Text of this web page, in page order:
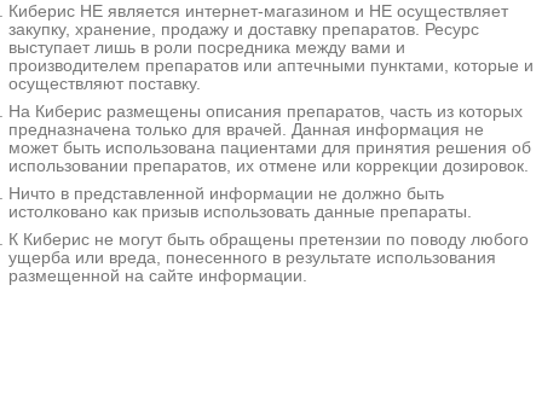
РАМИ на Кирочной
Санкт-Петербург; ул. Кирочная, д. 13; м. Чернышевская
+7(499..показать
Центр репродукции человека и ЭКО на Бодрой
Ростов-на-Дону; ул. Бодрая, д. 90А;
+7(863
..показать
29070₽ Запись
МЦ Глобус на Обсерваторной
Ростов-на-Дону; ул. Обсерваторная, д. 38;
+7(863..показать
Киберис НЕ является интернет-магазином и НЕ осуществляет
закупку, хранение, продажу и доставку препаратов. Ресурс
выступает лишь в роли посредника между вами и
производителем препаратов или аптечными пунктами, которые и
осуществляют поставку.
На Киберис размещены описания препаратов, часть из которых
предназначена только для врачей. Данная информация не
может быть использована пациентами для принятия решения об
использовании препаратов, их отмене или коррекции дозировок.
Ничто в представленной информации не должно быть
истолковано как призыв использовать данные препараты.
К Киберис не могут быть обращены претензии по поводу любого
ущерба или вреда, понесенного в результате использования
размещенной на сайте информации.